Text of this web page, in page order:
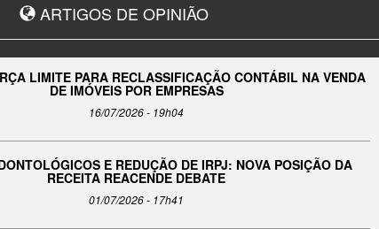
ARTIGOS DE OPINIÃO
LIMITE PARA RECLASSIFICAÇÃO CONTÁBIL NA VENDA
DE IMÓVEIS POR EMPRESAS
16/07/2026 - 19h04
E REDUÇÃO DE IRPJ: NOVA POSIÇÃO DA
RECEITA REACENDE DEBATE
01/07/2026 - 17h41